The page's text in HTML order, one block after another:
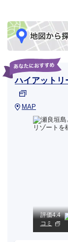
ハイアットリ
MAP
評価4.4
コミ